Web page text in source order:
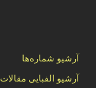
آرشیو شماره‌ها
آرشیو الفبایی مقالات